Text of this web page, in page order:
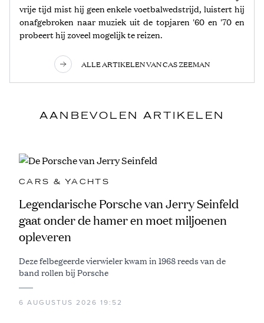
vrije tijd mist hij geen enkele voetbalwedstrijd, luistert hij
onafgebroken naar muziek uit de topjaren '60 en '70 en
probeert hij zoveel mogelijk te reizen.
ALLE ARTIKELEN VAN CAS ZEEMAN
AANBEVOLEN ARTIKELEN
CARS & YACHTS
Legendarische Porsche van Jerry Seinfeld
gaat onder de hamer en moet miljoenen
opleveren
Deze felbegeerde vierwieler kwam in 1968 reeds van de
band rollen bij Porsche
6 AUGUSTUS 2026 19:52